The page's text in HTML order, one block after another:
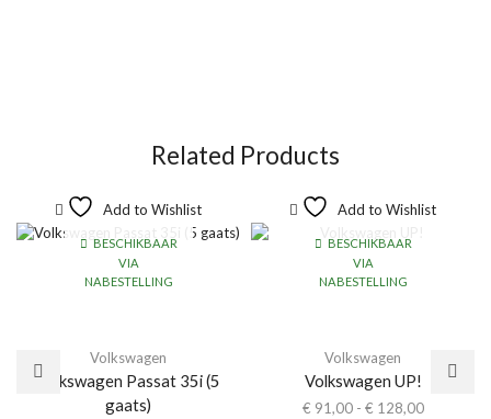
Related Products
Add to Wishlist
BESCHIKBAAR
VIA
NABESTELLING
Volkswagen
Volkswagen Passat 35i (5
gaats)
Add to Wishlist
BESCHIKBAAR
VIA
NABESTELLING
Volkswagen
Volkswagen UP!
€ 91,00 - € 128,00